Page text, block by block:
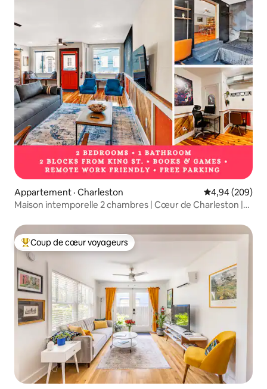
Appartement · Charleston Note
4,94 (209)
Maison intemporelle 2 chambres | Cœur de Charleston |
Coup de cœur voyageurs parmi les plus aimés
Coup de cœur voyageurs